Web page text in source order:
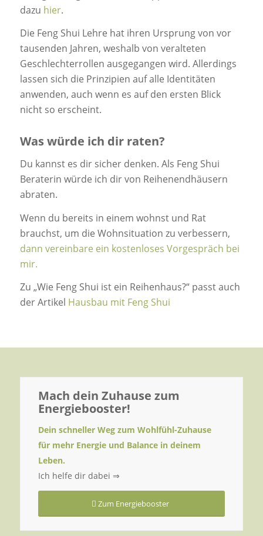
dazu hier.
Die Feng Shui Lehre hat ihren Ursprung von vor
tausenden Jahren, weshalb von veralteten
Geschlechterrollen ausgegangen wird. Allerdings
lassen sich die Prinzipien auf alle Identitäten
anwenden, auch wenn es auf den ersten Blick
nicht so erscheint.
Was würde ich dir raten?
Du kannst es dir sicher denken. Als Feng Shui
Beraterin würde ich dir von Reihenendhäusern
abraten.
Wenn du bereits in einem wohnst und Rat
brauchst, um die Wohnsituation zu verbessern,
dann vereinbare ein kostenloses Vorgespräch bei
mir.
Zu „Wie Feng Shui ist ein Reihenhaus?“ passt auch
der Artikel Hausbau mit Feng Shui
Mach dein Zuhause zum
Energiebooster!
Dein schneller Weg zum Wohlfühl-Zuhause
für mehr Energie und Balance in deinem
Leben.
Ich helfe dir dabei ⇒
Zum Energiebooster